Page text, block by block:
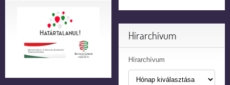
Hírarchívum
Hírarchívum